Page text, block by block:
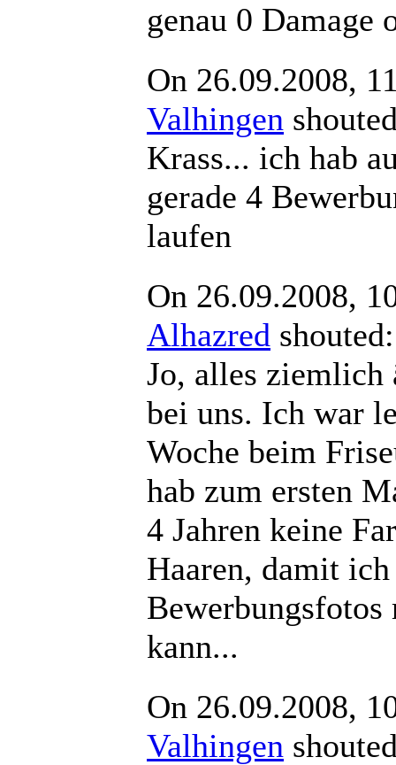
genau 0 Damage
On 26.09.2008,
Valhingen
Krass... ich hab
gerade 4
laufen
On 26.09.2008,
Alhazred
Jo, alles ziemlich
bei uns. Ich war
Woche beim
hab zum ersten
4 Jahren keine
Haaren, damit ich
Bewerbungsfotos
kann...
On 26.09.2008,
Valhingen